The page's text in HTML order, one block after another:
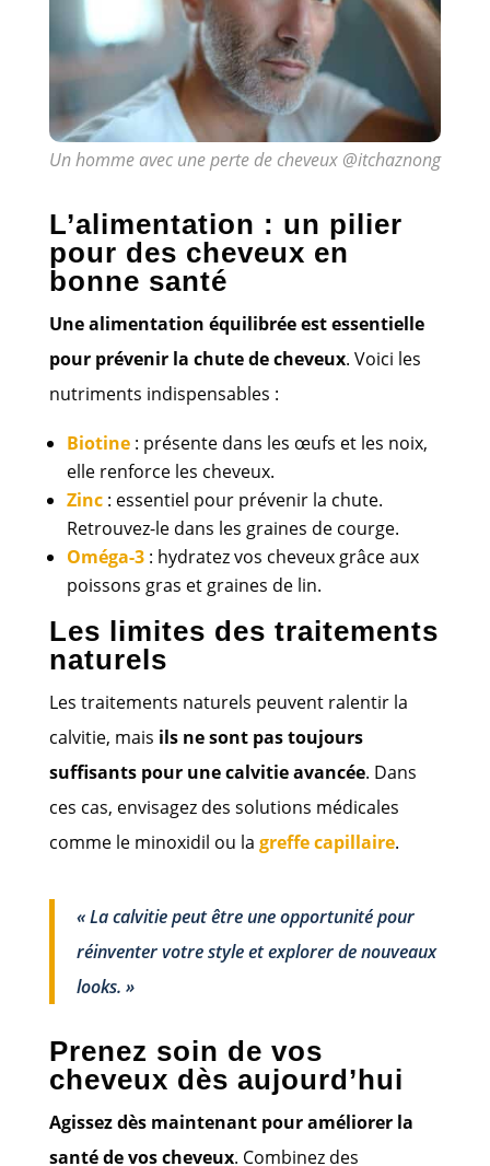
Un homme avec une perte de cheveux @itchaznong
L’alimentation : un pilier
pour des cheveux en
bonne santé
Une alimentation équilibrée est essentielle
pour prévenir la chute de cheveux. Voici les
nutriments indispensables :
Biotine: présente dans les œufs et les noix,
elle renforce les cheveux.
Zinc: essentiel pour prévenir la chute.
Retrouvez-le dans les graines de courge.
Oméga-3: hydratez vos cheveux grâce aux
poissons gras et graines de lin.
Les limites des traitements
naturels
Les traitements naturels peuvent ralentir la
calvitie, mais ils ne sont pas toujours
suffisants pour une calvitie avancée. Dans
ces cas, envisagez des solutions médicales
comme le minoxidil ou la greffe capillaire.
« La calvitie peut être une opportunité pour
réinventer votre style et explorer de nouveaux
looks. »
Prenez soin de vos
cheveux dès aujourd’hui
Agissez dès maintenant pour améliorer la
santé de vos cheveux. Combinez des